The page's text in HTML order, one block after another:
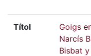
Títol
Goigs
Narcís
Bisbat